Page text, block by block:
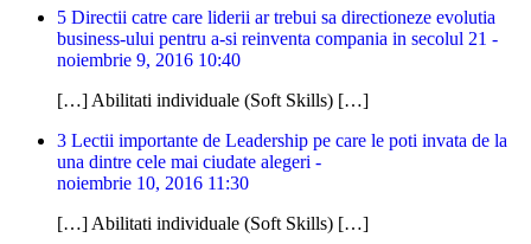
5 Directii catre care liderii ar trebui sa directioneze evolutia
business-ului pentru a-si reinventa compania in secolul 21 -
noiembrie 9, 2016 10:40
[…] Abilitati individuale (Soft Skills) […]
3 Lectii importante de Leadership pe care le poti invata de la
una dintre cele mai ciudate alegeri -
noiembrie 10, 2016 11:30
[…] Abilitati individuale (Soft Skills) […]